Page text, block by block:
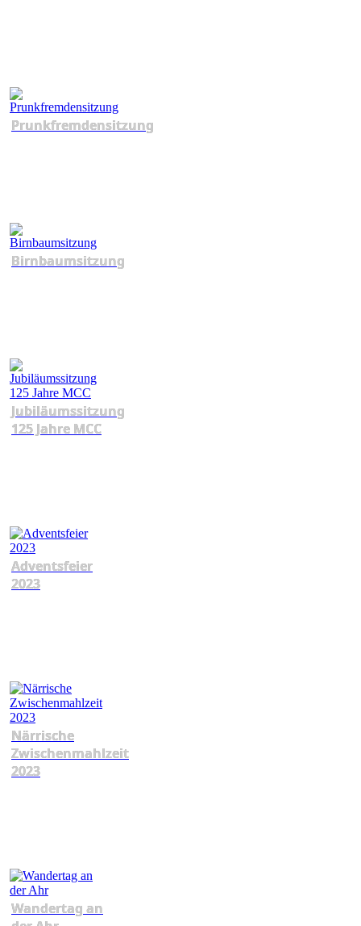
Prunkfremdensitzung
Birnbaumsitzung
Jubiläumssitzung
125 Jahre MCC
Adventsfeier
2023
Närrische
Zwischenmahlzeit
2023
Wandertag an